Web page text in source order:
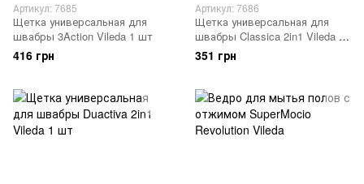
Артикул: 7685
Щетка универсальная для
швабры 3Action Vileda 1 шт
416 грн
Артикул: 7686
Щетка универсальная для
швабры Classica 2in1 Vileda 1
шт
351 грн